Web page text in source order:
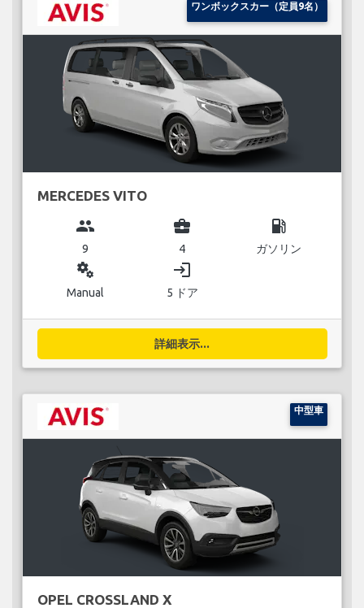
ワンボックスカー（定員9名）
MERCEDES VITO
group
9
business_center
4
local_gas_station
ガソリン
miscellaneous_services
Manual
login
5 ドア
詳細表示...
中型車
OPEL CROSSLAND X